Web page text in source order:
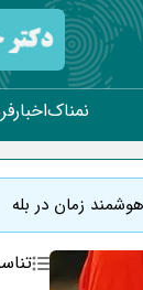
نمناکاخبار
زمان در بله